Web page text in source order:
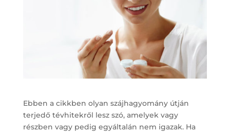
Ebben a cikkben olyan szájhagyomány útján
terjedő tévhitekről lesz szó, amelyek vagy
részben vagy pedig egyáltalán nem igazak. Ha